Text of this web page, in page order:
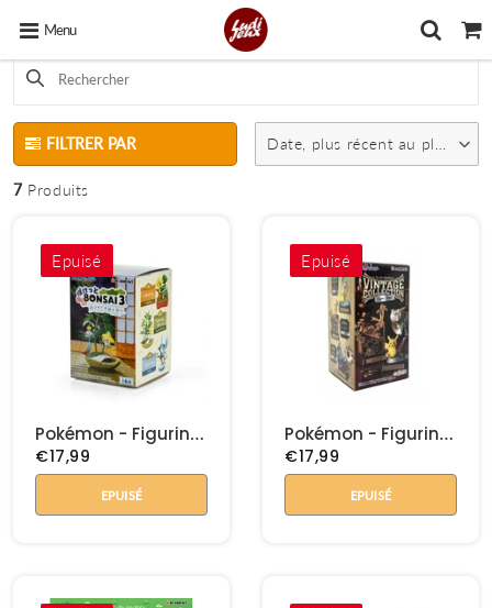
Menu
FILTRER PAR
7Produits
Epuisé
Pokémon - Figurine Re-Ment Bonsai Vol 3
€17,99
EPUISÉ
Epuisé
Pokémon - Figurine Re-Ment Vintage Collection Type Steel
€17,99
EPUISÉ